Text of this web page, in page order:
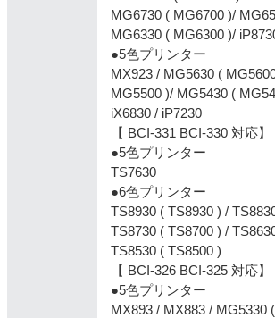
MG6730 ( MG6700 )/
MG6330 ( MG6300 )/
●5色プリンター
MX923 / MG5630 (
MG5500 )/ MG5430 (
iX6830 / iP7230
【 BCI-331 BCI-330 対応】
●5色プリンター
TS7630
●6色プリンター
TS8930 ( TS8930 ) /
TS8730 ( TS8700 ) /
TS8530 ( TS8500 )
【 BCI-326 BCI-325 対応】
●5色プリンター
MX893 / MX883 / MG5330